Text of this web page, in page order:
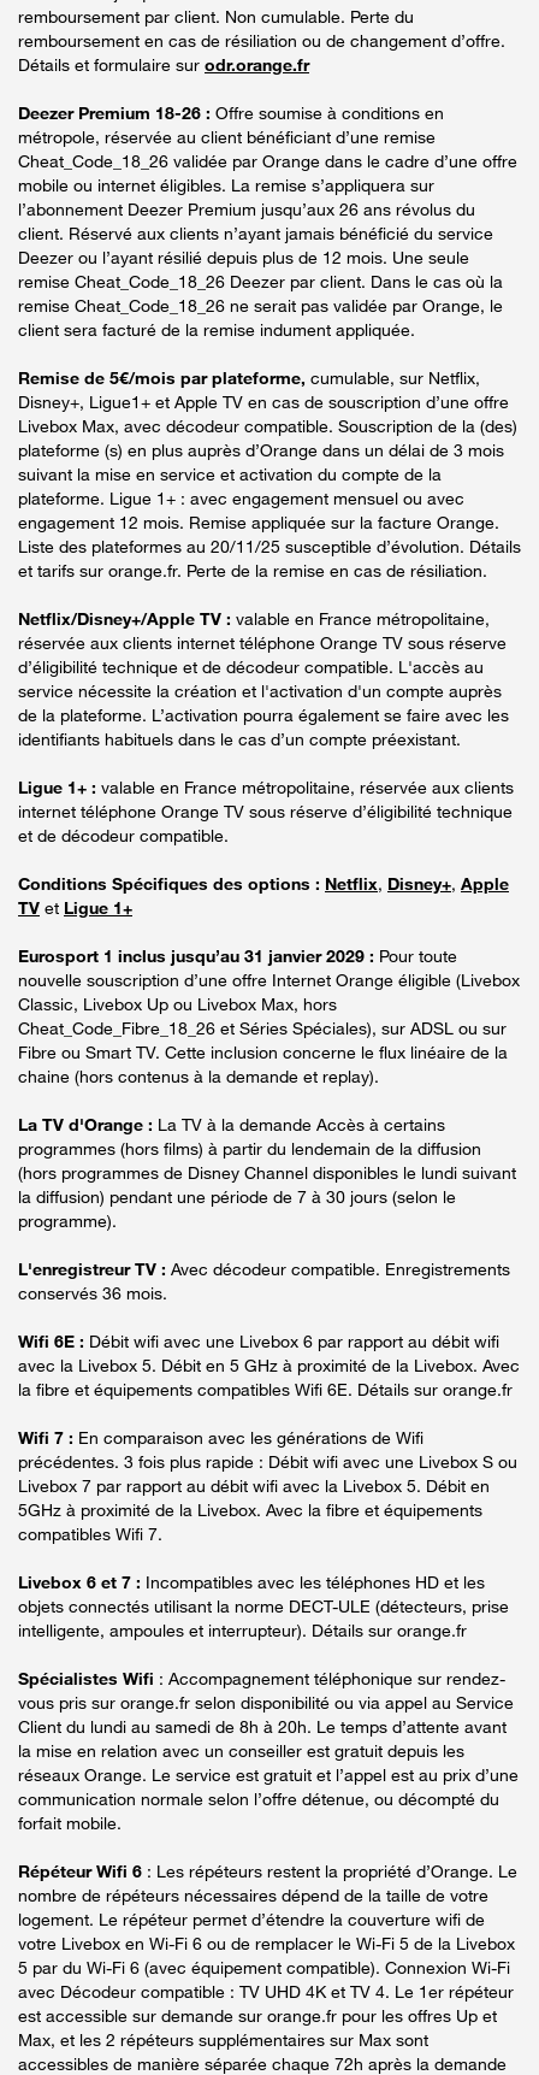
remboursement par client. Non cumulable. Perte du
remboursement en cas de résiliation ou de changement d’offre.
Détails et formulaire sur odr.orange.fr
Deezer Premium 18-26 : Offre soumise à conditions en
métropole, réservée au client bénéficiant d’une remise
Cheat_Code_18_26 validée par Orange dans le cadre d’une offre
mobile ou internet éligibles. La remise s’appliquera sur
l’abonnement Deezer Premium jusqu’aux 26 ans révolus du
client. Réservé aux clients n’ayant jamais bénéficié du service
Deezer ou l’ayant résilié depuis plus de 12 mois. Une seule
remise Cheat_Code_18_26 Deezer par client. Dans le cas où la
remise Cheat_Code_18_26 ne serait pas validée par Orange, le
client sera facturé de la remise indument appliquée.
Remise de 5€/mois par plateforme, cumulable, sur Netflix,
Disney+, Ligue1+ et Apple TV en cas de souscription d’une offre
Livebox Max, avec décodeur compatible. Souscription de la (des)
plateforme (s) en plus auprès d’Orange dans un délai de 3 mois
suivant la mise en service et activation du compte de la
plateforme. Ligue 1+ : avec engagement mensuel ou avec
engagement 12 mois. Remise appliquée sur la facture Orange.
Liste des plateformes au 20/11/25 susceptible d’évolution. Détails
et tarifs sur orange.fr. Perte de la remise en cas de résiliation.
Netflix/Disney+/Apple TV : valable en France métropolitaine,
réservée aux clients internet téléphone Orange TV sous réserve
d’éligibilité technique et de décodeur compatible. L'accès au
service nécessite la création et l'activation d'un compte auprès
de la plateforme. L’activation pourra également se faire avec les
identifiants habituels dans le cas d’un compte préexistant.
Ligue 1+ : valable en France métropolitaine, réservée aux clients
internet téléphone Orange TV sous réserve d’éligibilité technique
et de décodeur compatible.
Conditions Spécifiques des options : Netflix, Disney+, Apple
TV et Ligue 1+
Eurosport 1 inclus jusqu’au 31 janvier 2029 : Pour toute
nouvelle souscription d’une offre Internet Orange éligible (Livebox
Classic, Livebox Up ou Livebox Max, hors
Cheat_Code_Fibre_18_26 et Séries Spéciales), sur ADSL ou sur
Fibre ou Smart TV. Cette inclusion concerne le flux linéaire de la
chaine (hors contenus à la demande et replay).
La TV d'Orange : La TV à la demande Accès à certains
programmes (hors films) à partir du lendemain de la diffusion
(hors programmes de Disney Channel disponibles le lundi suivant
la diffusion) pendant une période de 7 à 30 jours (selon le
programme).
L'enregistreur TV : Avec décodeur compatible. Enregistrements
conservés 36 mois.
Wifi 6E : Débit wifi avec une Livebox 6 par rapport au débit wifi
avec la Livebox 5. Débit en 5 GHz à proximité de la Livebox. Avec
la fibre et équipements compatibles Wifi 6E. Détails sur orange.fr
Wifi 7 : En comparaison avec les générations de Wifi
précédentes. 3 fois plus rapide : Débit wifi avec une Livebox S ou
Livebox 7 par rapport au débit wifi avec la Livebox 5. Débit en
5GHz à proximité de la Livebox. Avec la fibre et équipements
compatibles Wifi 7.
Livebox 6 et 7 : Incompatibles avec les téléphones HD et les
objets connectés utilisant la norme DECT-ULE (détecteurs, prise
intelligente, ampoules et interrupteur). Détails sur orange.fr
Spécialistes Wifi : Accompagnement téléphonique sur rendez-
vous pris sur orange.fr selon disponibilité ou via appel au Service
Client du lundi au samedi de 8h à 20h. Le temps d’attente avant
la mise en relation avec un conseiller est gratuit depuis les
réseaux Orange. Le service est gratuit et l’appel est au prix d’une
communication normale selon l’offre détenue, ou décompté du
forfait mobile.
Répéteur Wifi 6 : Les répéteurs restent la propriété d’Orange. Le
nombre de répéteurs nécessaires dépend de la taille de votre
logement. Le répéteur permet d’étendre la couverture wifi de
votre Livebox en Wi-Fi 6 ou de remplacer le Wi-Fi 5 de la Livebox
5 par du Wi-Fi 6 (avec équipement compatible). Connexion Wi-Fi
avec Décodeur compatible : TV UHD 4K et TV 4. Le 1er répéteur
est accessible sur demande sur orange.fr pour les offres Up et
Max, et les 2 répéteurs supplémentaires sur Max sont
accessibles de manière séparée chaque 72h après la demande